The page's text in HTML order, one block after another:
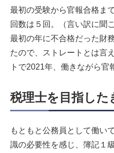
最初の受験から官報合格ま
回数は５回。（言い訳に聞
最初の年に不合格だった財
たので、ストレートとは言
トで2021年、働きながら官
税理士を目指した
もともと公務員として働い
識の必要性を感じ、簿記１